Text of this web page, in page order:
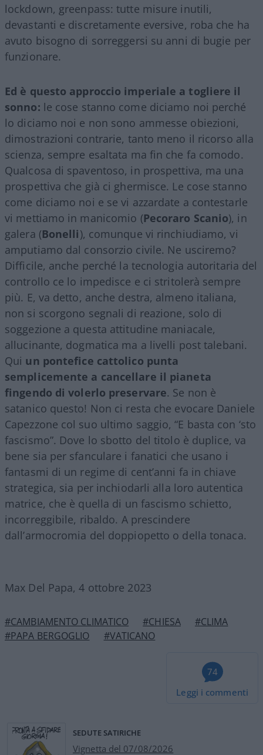
lockdown, greenpass: tutte misure inutili,
devastanti e discretamente eversive, roba che ha
avuto bisogno di sorreggersi su anni di bugie per
funzionare.
Ed è questo approccio imperiale a togliere il
sonno: le cose stanno come diciamo noi perché
lo diciamo noi e non sono ammesse obiezioni,
dimostrazioni contrarie, tanto meno il ricorso alla
scienza, sempre esaltata ma fin che fa comodo.
Qualcosa di spaventoso, in prospettiva, ma una
prospettiva che già ci ghermisce. Le cose stanno
come diciamo noi e se vi azzardate a contestarle
vi mettiamo in manicomio (Pecoraro Scanio), in
galera (Bonelli), comunque vi rinchiudiamo, vi
amputiamo dal consorzio civile. Ne usciremo?
Difficile, anche perché la tecnologia autoritaria del
controllo ce lo impedisce e ci stritolerà sempre
più. E, va detto, anche destra, almeno italiana,
non si scorgono segnali di reazione, solo di
soggezione a questa attitudine maniacale,
allucinante, dogmatica ma a livelli post talebani.
Qui un pontefice cattolico punta
semplicemente a cancellare il pianeta
fingendo di volerlo preservare. Se non è
satanico questo! Non ci resta che evocare Daniele
Capezzone col suo ultimo saggio, “E basta con ‘sto
fascismo”. Dove lo sbotto del titolo è duplice, va
bene sia per sfanculare i fanatici che usano i
fantasmi di un regime di cent’anni fa in chiave
strategica, sia per inchiodarli alla loro autentica
matrice, che è quella di un fascismo schietto,
incorreggibile, ribaldo. A prescindere
dall’armocromia del doppiopetto o della tonaca.
Max Del Papa, 4 ottobre 2023
#CAMBIAMENTO CLIMATICO #CHIESA
#CLIMA
#PAPA BERGOGLIO
#VATICANO
74
Leggi i commenti
SEDUTE SATIRICHE
Vignetta del 07/08/2026